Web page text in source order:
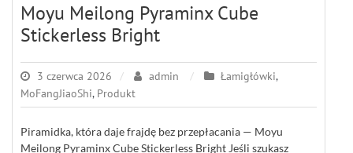
Moyu Meilong Pyraminx Cube
Stickerless Bright
3 czerwca 2026 admin Łamigłówki,
MoFangJiaoShi, Produkt
Piramidka, która daje frajdę bez przepłacania — Moyu
Meilong Pyraminx Cube Stickerless Bright Jeśli szukasz